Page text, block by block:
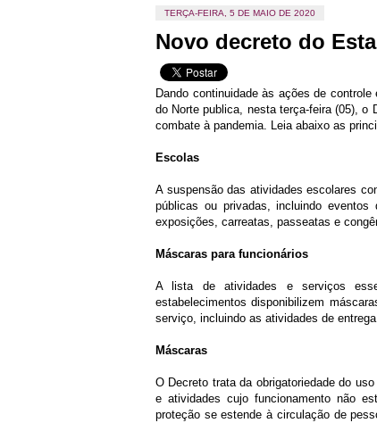
TERÇA-FEIRA, 5 DE MAIO DE 2020
Novo decreto do
Dando continuidade às ações de
do Norte publica, nesta terça-feira (05), o
combate à pandemia. Leia abaixo as
Escolas
A suspensão das atividades escolares
públicas ou privadas, incluindo eventos
exposições, carreatas, passeatas e
Máscaras para funcionários
A lista de atividades e serviços
estabelecimentos disponibilizem
serviço, incluindo as atividades de
Máscaras
O Decreto trata da obrigatoriedade do
e atividades cujo funcionamento não
proteção se estende à circulação de